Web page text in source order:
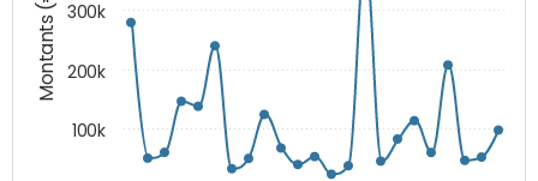
Montants (€)
100k
200k
300k